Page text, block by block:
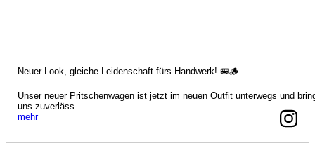
Neuer Look, gleiche Leidenschaft fürs Handwerk! 🚐🪵
Unser neuer Pritschenwagen ist jetzt im neuen Outfit unterwegs und
uns zuverläss...
mehr